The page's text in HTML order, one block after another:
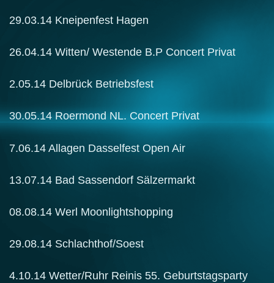
29.03.14 Kneipenfest Hagen
26.04.14 Witten/ Westende B.P Concert Privat
2.05.14 Delbrück Betriebsfest
30.05.14 Roermond NL. Concert Privat
7.06.14 Allagen Dasselfest Open Air
13.07.14 Bad Sassendorf Sälzermarkt
08.08.14 Werl Moonlightshopping
29.08.14 Schlachthof/Soest
4.10.14 Wetter/Ruhr Reinis 55. Geburtstagsparty